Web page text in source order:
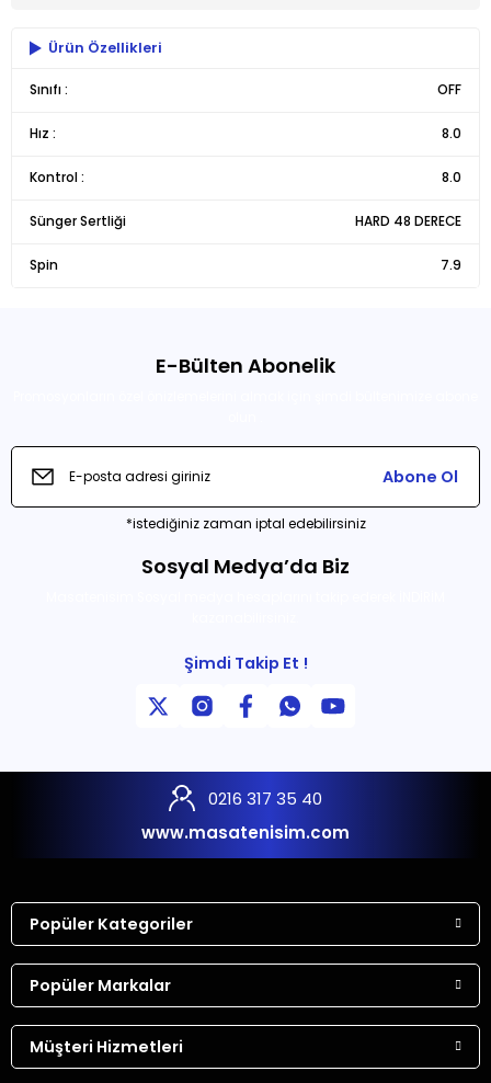
Bu ürünün fiyat bilgisi, resim, ürün açıklamalarında ve diğer
kullanarak tarafımıza iletebilirsiniz.
Ürün resmi kalitesiz, bozuk veya görüntülenemiyor.
Ürün bilgilerinde hatalar bulunuyor.
Ürün fiyatı diğer sitelerden daha pahalı.
Ürün Özellikleri
Sınıfı : OFF
Hız : 8.0
Kontrol : 8.0
Sünger Sertliği HARD 48 DERECE
Spin 7.9
E-Bülten Abonelik
Abone Ol
*istediğiniz zaman iptal edebilirsiniz
Sosyal Medya’da Biz
Şimdi Takip Et !
0216 317 35 40
www.masatenisim.com
Popüler Kategoriler
Popüler Markalar
Müşteri Hizmetleri